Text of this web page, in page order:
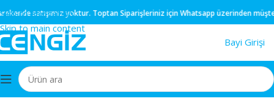
Skip to navigation
Skip to main content
satışımız yoktur.ToptanSiparişleriniz içinWhatsappüzerinden müşteri
Bayi Girişi